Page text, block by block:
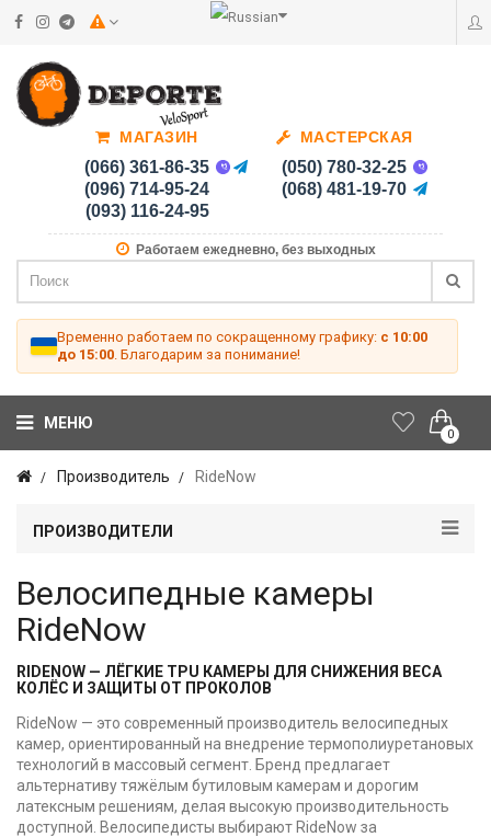
МАГАЗИН
(066) 361-86-35
(096) 714-95-24
(093) 116-24-95
МАСТЕРСКАЯ
(050) 780-32-25
(068) 481-19-70
Работаем ежедневно, без выходных
Временно работаем по сокращенному графику: с 10:00
до 15:00 . Благодарим за понимание!
0
МЕНЮ
Производитель RideNow
ПРОИЗВОДИТЕЛИ
Велосипедные камеры
RideNow
RIDENOW — ЛЁГКИЕ TPU КАМЕРЫ ДЛЯ СНИЖЕНИЯ ВЕСА
КОЛЁС И ЗАЩИТЫ ОТ ПРОКОЛОВ
RideNow — это современный производитель велосипедных
камер, ориентированный на внедрение термополиуретановых
технологий в массовый сегмент. Бренд предлагает
альтернативу тяжёлым бутиловым камерам и дорогим
латексным решениям, делая высокую производительность
доступной. Велосипедисты выбирают RideNow за